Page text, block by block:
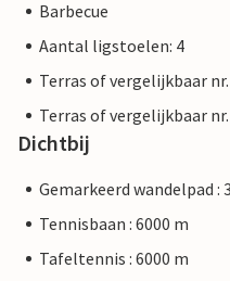
Barbecue
Aantal ligstoelen: 4
Terras of vergelijkbaar
Terras of vergelijkbaar
Dichtbij
Gemarkeerd wandelpad :
Tennisbaan : 6000 m
Tafeltennis : 6000 m